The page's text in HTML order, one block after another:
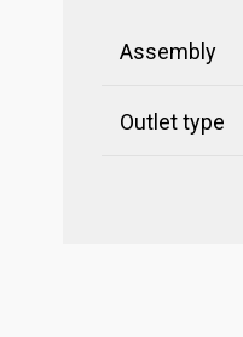
Assembly
Outlet type